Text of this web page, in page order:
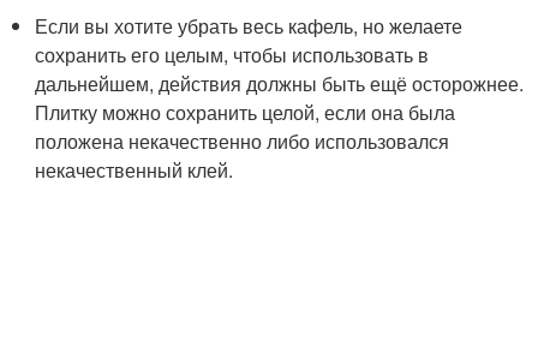
Если вы хотите убрать весь кафель, но желаете
сохранить его целым, чтобы использовать в
дальнейшем, действия должны быть ещё осторожнее.
Плитку можно сохранить целой, если она была
положена некачественно либо использовался
некачественный клей.